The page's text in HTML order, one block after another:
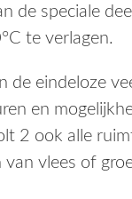
de speciale
te verlagen.
eindeloze
en
2 ook alle
vlees of